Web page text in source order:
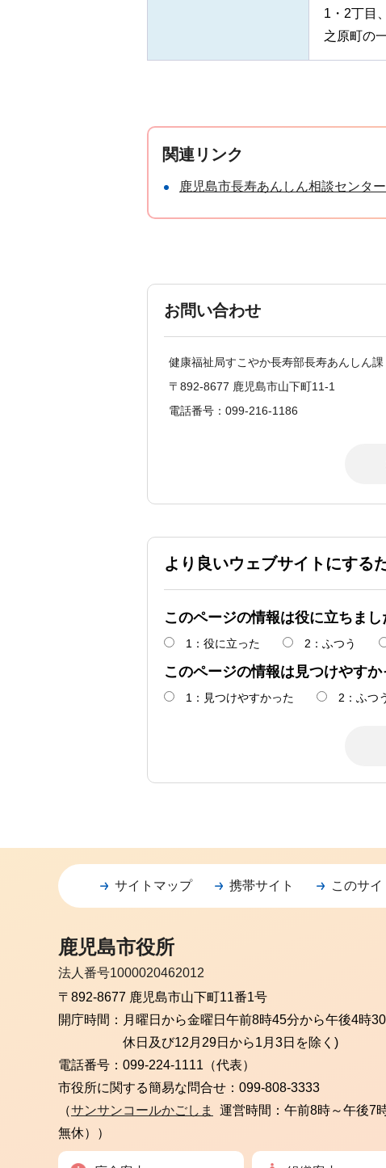
1・2丁目
之原町の
関連リンク
鹿児島市長寿あんしん相談センタ
お問い合わせ
健康福祉局すこやか長寿部長寿あんしん
〒892-8677 鹿児島市山下町11-1
電話番号：099-216-1186
より良いウェブサイトにする
このページの情報は役に立ちまし
1：役に立った 2：ふつう
このページの情報は見つけやすか
1：見つけやすかった 2：ふつ
サイトマップ 携帯サイト このサ
鹿児島市役所
法人番号1000020462012
〒892-8677 鹿児島市山下町11番1号
開庁時間： 月曜日から金曜日 午前8時45分から午後4時
休日及び12月29日から1月3日を除く)
電話番号： 099-224-1111（代表）
市役所に関する簡易な問合せ： 099-808-3333
（サンサンコールかごしま
運営時間：午前8時～午後7
無休））